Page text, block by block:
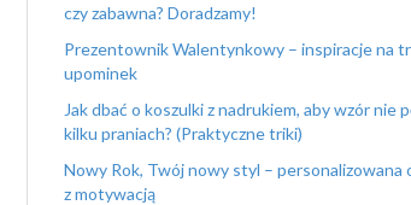
czy zabawna? Doradzamy!
Prezentownik Walentynkowy – inspiracje na
upominek
Jak dbać o koszulki z nadrukiem, aby wzór nie
kilku praniach? (Praktyczne triki)
Nowy Rok, Twój nowy styl – personalizowana
z motywacją